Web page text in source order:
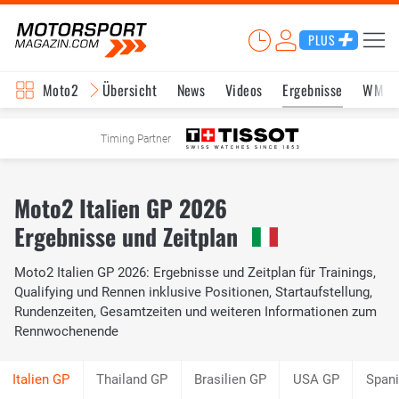
PLUS
Moto2 Übersicht News Videos Ergebnisse WM-
Timing Partner
Moto2 Italien GP 2026
Ergebnisse und Zeitplan
Moto2 Italien GP 2026: Ergebnisse und Zeitplan für Trainings,
Qualifying und Rennen inklusive Positionen, Startaufstellung,
Rundenzeiten, Gesamtzeiten und weiteren Informationen zum
Rennwochenende
Thailand GP Brasilien GP USA GP